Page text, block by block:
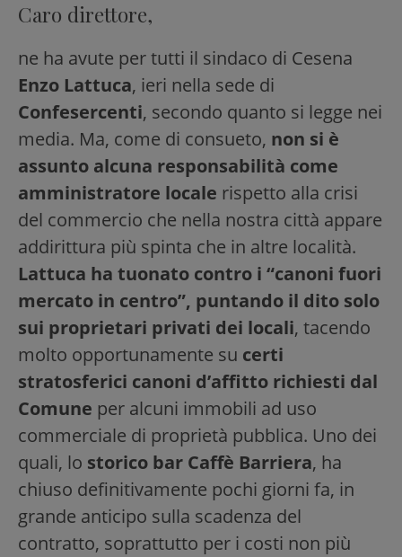
Caro direttore,
ne ha avute per tutti il sindaco di Cesena
Enzo Lattuca, ieri nella sede di
Confesercenti, secondo quanto si legge nei
media. Ma, come di consueto, non si è
assunto alcuna responsabilità come
amministratore locale rispetto alla crisi
del commercio che nella nostra città appare
addirittura più spinta che in altre località.
Lattuca ha tuonato contro i “canoni fuori
mercato in centro”, puntando il dito solo
sui proprietari privati dei locali, tacendo
molto opportunamente su certi
stratosferici canoni d’affitto richiesti dal
Comune per alcuni immobili ad uso
commerciale di proprietà pubblica. Uno dei
quali, lo storico bar Caffè Barriera, ha
chiuso definitivamente pochi giorni fa, in
grande anticipo sulla scadenza del
contratto, soprattutto per i costi non più